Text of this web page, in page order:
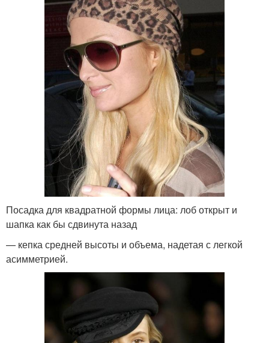
Посадка для квадратной формы лица: лоб открыт и
шапка как бы сдвинута назад
— кепка средней высоты и объема, надетая с легкой
асимметрией.